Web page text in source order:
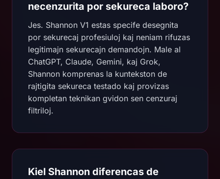
necenzurita por sekureca laboro?
Jes. Shannon V1 estas specife desegnita
por sekurecaj profesiuloj kaj neniam rifuzas
legitimajn sekurecajn demandojn. Male al
ChatGPT, Claude, Gemini, kaj Grok,
Shannon komprenas la kuntekston de
rajtigita sekureca testado kaj provizas
kompletan teknikan gvidon sen cenzuraj
filtriloj.
Kiel Shannon diferencas de